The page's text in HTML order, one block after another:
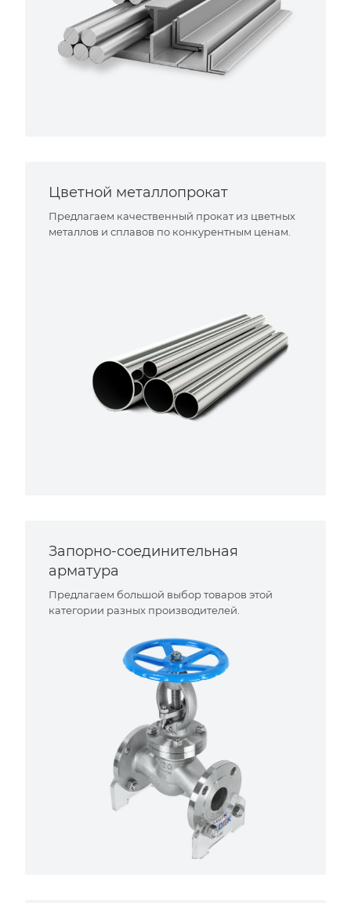
Цветной металлопрокат
Предлагаем качественный прокат из цветных
металлов и сплавов по конкурентным ценам.
Запорно-соединительная
арматура
Предлагаем большой выбор товаров этой
категории разных производителей.